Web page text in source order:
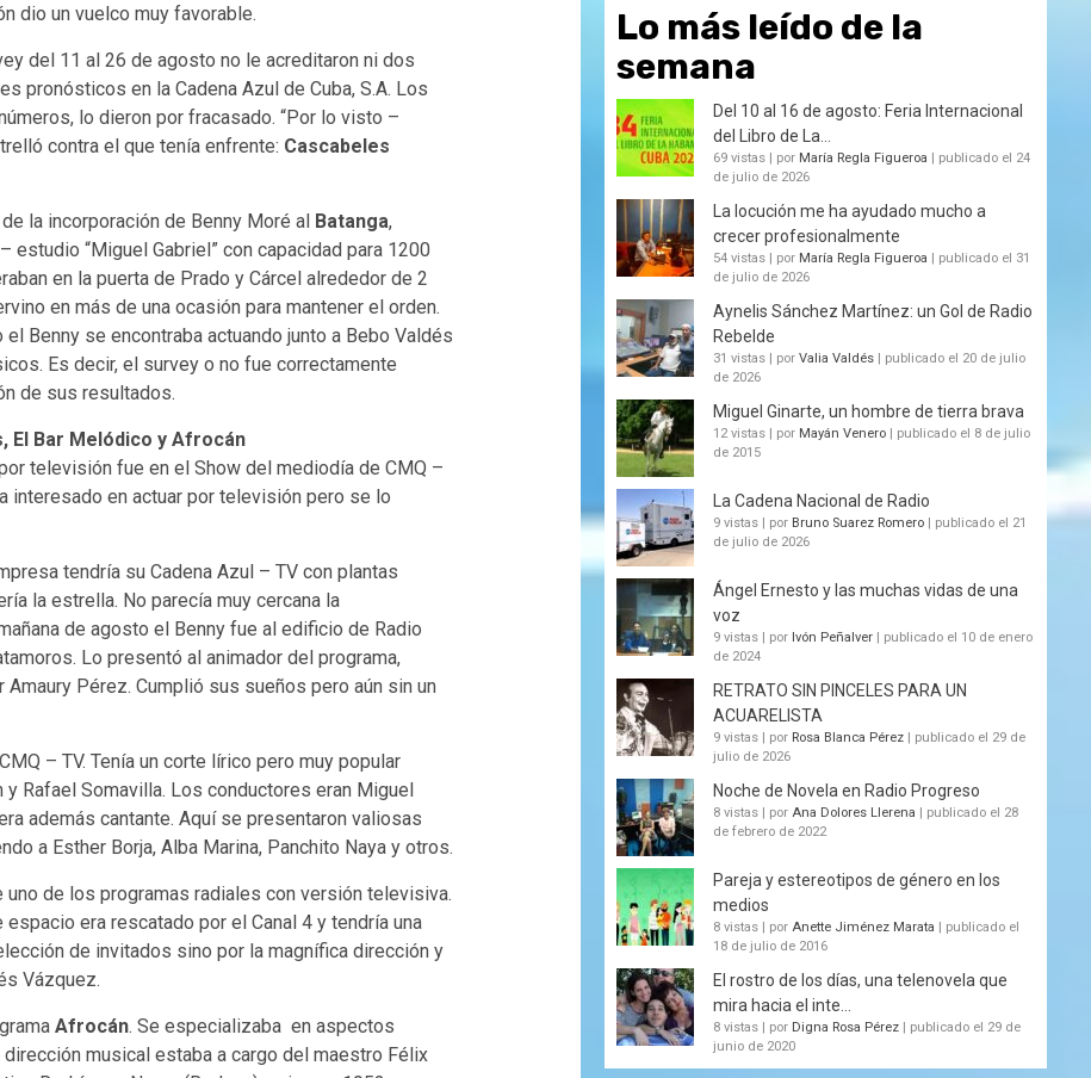
dio un vuelco muy favorable.
del 11 al 26 de agosto no le acreditaron ni dos
pronósticos en la Cadena Azul de Cuba, S.A. Los
lo dieron por fracasado. “Por lo visto –
contra el que tenía enfrente: Cascabeles
la incorporación de Benny Moré al Batanga,
“Miguel Gabriel” con capacidad para 1200
en la puerta de Prado y Cárcel alrededor de 2
en más de una ocasión para mantener el orden.
Benny se encontraba actuando junto a Bebo Valdés
Es decir, el survey o no fue correctamente
de sus resultados.
El Bar Melódico y Afrocán
televisión fue en el Show del mediodía de CMQ –
interesado en actuar por televisión pero se lo
tendría su Cadena Azul – TV con plantas
la estrella. No parecía muy cercana la
de agosto el Benny fue al edificio de Radio
Lo presentó al animador del programa,
Pérez. Cumplió sus sueños pero aún sin un
– TV. Tenía un corte lírico pero muy popular
Rafael Somavilla. Los conductores eran Miguel
además cantante. Aquí se presentaron valiosas
a Esther Borja, Alba Marina, Panchito Naya y otros.
uno de los programas radiales con versión televisiva.
era rescatado por el Canal 4 y tendría una
de invitados sino por la magnífica dirección y
Vázquez.
Afrocán. Se especializaba en aspectos
musical estaba a cargo del maestro Félix
Lo más leído de la
semana
Del 10 al 16 de agosto: Feria Internacional
del Libro de La...
69 vistas | por María Regla Figueroa | publicado el 24
de julio de 2026
La locución me ha ayudado mucho a
crecer profesionalmente
54 vistas | por María Regla Figueroa | publicado el 31
de julio de 2026
Aynelis Sánchez Martínez: un Gol de Radio
Rebelde
31 vistas | por Valia Valdés | publicado el 20 de julio
de 2026
Miguel Ginarte, un hombre de tierra brava
12 vistas | por Mayán Venero | publicado el 8 de julio
de 2015
La Cadena Nacional de Radio
9 vistas | por Bruno Suarez Romero | publicado el 21
de julio de 2026
Ángel Ernesto y las muchas vidas de una
voz
9 vistas | por Ivón Peñalver | publicado el 10 de enero
de 2024
RETRATO SIN PINCELES PARA UN
ACUARELISTA
9 vistas | por Rosa Blanca Pérez | publicado el 29 de
julio de 2026
Noche de Novela en Radio Progreso
8 vistas | por Ana Dolores Llerena | publicado el 28
de febrero de 2022
Pareja y estereotipos de género en los
medios
8 vistas | por Anette Jiménez Marata | publicado el
18 de julio de 2016
El rostro de los días, una telenovela que
mira hacia el inte...
8 vistas | por Digna Rosa Pérez | publicado el 29 de
junio de 2020